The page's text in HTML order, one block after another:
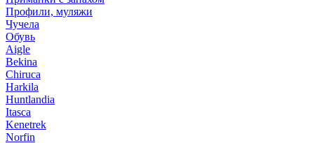
Профили, муляжи
Чучела
Обувь
Aigle
Bekina
Chiruсa
Harkila
Huntlandia
Itasca
Kenetrek
Norfin